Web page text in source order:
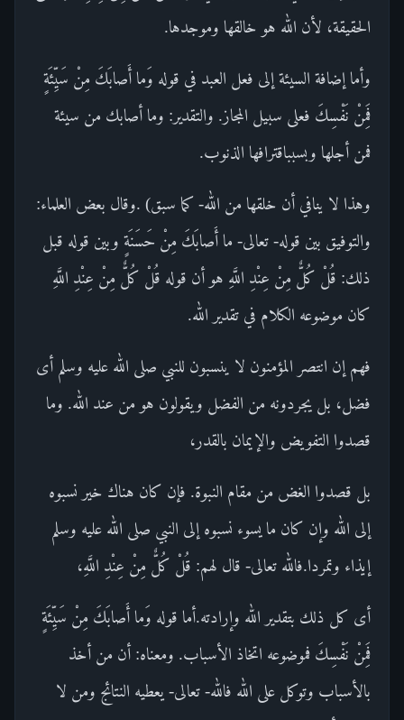
الحقيقة، لأن الله هو خالقها وموجدها.
وأما إضافة السيئة إلى فعل العبد في قوله وَما أَصابَكَ مِنْ سَيِّئَةٍ
فَمِنْ نَفْسِكَ فعلى سبيل المجاز. والتقدير: وما أصابك من سيئة
فمن أجلها وبسبباقترافها الذنوب.
وهذا لا ينافي أن خلقها من الله- كما سبق) .وقال بعض العلماء:
والتوفيق بين قوله- تعالى- ما أَصابَكَ مِنْ حَسَنَةٍ وبين قوله قبل
ذلك: قُلْ كُلٌّ مِنْ عِنْدِ اللَّهِ هو أن قوله قُلْ كُلٌّ مِنْ عِنْدِ اللَّهِ
كان موضوعه الكلام في تقدير الله.
فهم إن انتصر المؤمنون لا ينسبون للنبي صلى الله عليه وسلم أى
فضل، بل يجردونه من الفضل ويقولون هو من عند الله. وما
قصدوا التفويض والإيمان بالقدر،
بل قصدوا الغض من مقام النبوة. فإن كان هناك خير نسبوه
إلى الله وإن كان ما يسوء نسبوه إلى النبي صلى الله عليه وسلم
إيذاء وتمردا.فالله تعالى- قال لهم: قُلْ كُلٌّ مِنْ عِنْدِ اللَّهِ،
أى كل ذلك بتقدير الله وإرادته.أما قوله وَما أَصابَكَ مِنْ سَيِّئَةٍ
فَمِنْ نَفْسِكَ فموضوعه اتخاذ الأسباب. ومعناه: أن من أخذ
بالأسباب وتوكل على الله فالله- تعالى- يعطيه النتائج ومن لا